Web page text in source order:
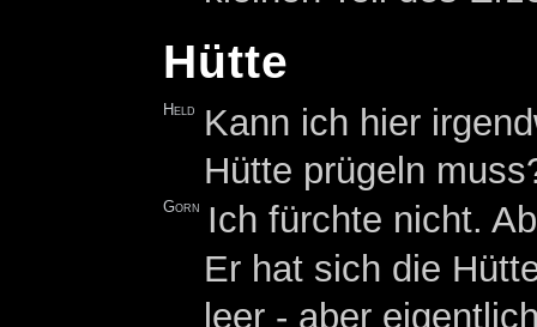
Hütte
Held
Kann ich hier
Hütte prügeln
Gorn
Ich fürchte nicht.
Er hat sich die
leer - aber